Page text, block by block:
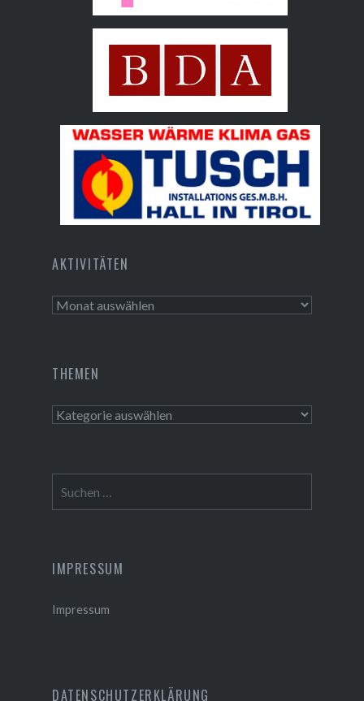
Bundesdenkmalamt
AKTIVITÄTEN
Aktivitäten
THEMEN
Themen
nach:
IMPRESSUM
Impressum
DATENSCHUTZERKLÄRUNG